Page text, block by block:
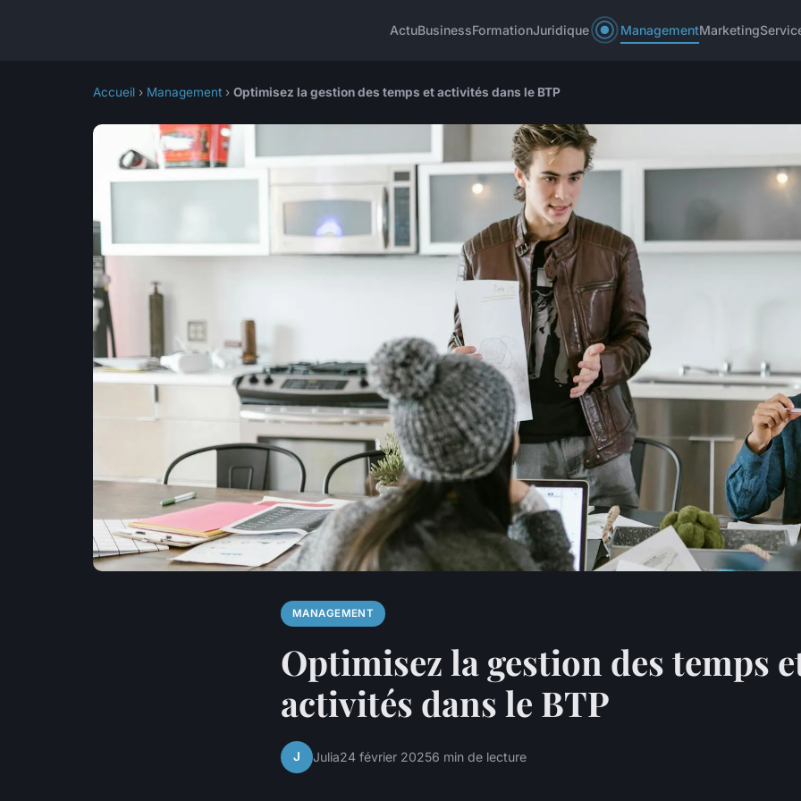
ActuBusinessFormationJuridique ManagementMarketing
Accueil › Management › Optimisez la gestion des temps et activités dans le BTP
MANAGEMENT
Optimisez la gestion des temps
activités dans le BTP
J Julia24 février 20256 min de lecture